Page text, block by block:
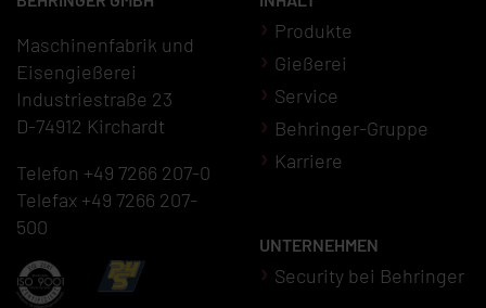
Maschinenfabrik und
Eisengießerei
Industriestraße 23
D-74912 Kirchardt
Telefon +49 7266 207-0
Telefax +49 7266 207-
500
Produkte
Gießerei
Service
Behringer-Gruppe
Karriere
UNTERNEHMEN
Security bei Behringer